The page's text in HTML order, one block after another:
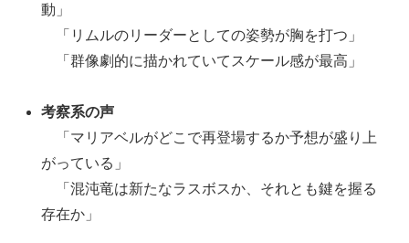
動」
「リムルのリーダーとしての姿勢が胸を打つ」
「群像劇的に描かれていてスケール感が最高」
考察系の声
「マリアベルがどこで再登場するか予想が盛り上
がっている」
「混沌竜は新たなラスボスか、それとも鍵を握る
存在か」